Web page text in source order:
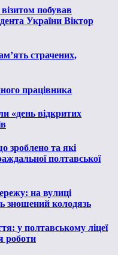
побував
України Віктор
страчених,
працівника
«день відкритих
зроблено та які
полтавської
на вулиці
зношений колодязь
у полтавському ліцеї
роботи